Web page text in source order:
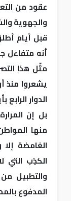
عقود من
والجهوية
قبل أيام
أنه متفاءل
مثّل هذا
يشعروا منذ
الدوار
بل إن
منها
الغامضة
الكذِب التي
والتطبيل
المدفوع